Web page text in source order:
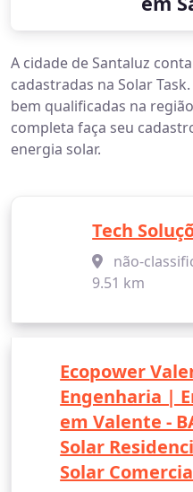
A cidade de Santaluz
cadastradas na Solar
bem qualificadas na
completa faça seu
energia solar.
Tech
não-
9.51 km
Ecopower
Engenharia |
em Valente -
Solar
Solar